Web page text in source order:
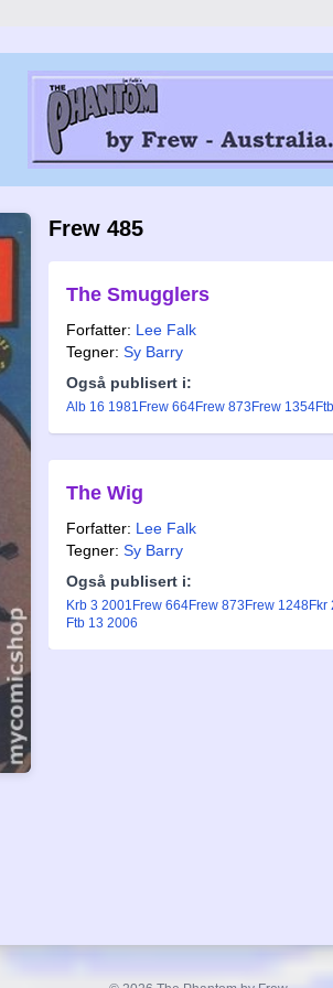
Frew 485
The Smugglers
Forfatter: Lee Falk
Tegner: Sy Barry
Også publisert i:
Alb 16 1981 Frew 664Frew 873 Frew 1354
The Wig
Forfatter: Lee Falk
Tegner: Sy Barry
Også publisert i:
Krb 3 2001 Frew 664Frew 873 Frew 1248Fkr
Ftb 13 2006